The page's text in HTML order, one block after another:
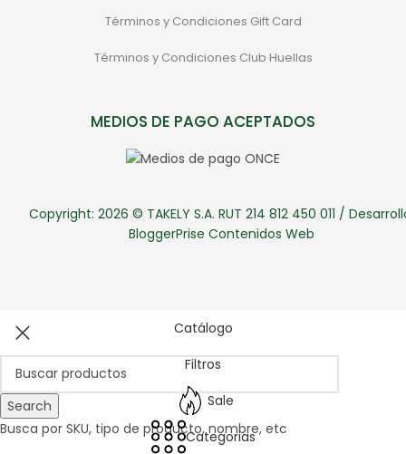
Términos y Condiciones Gift Card
Términos y Condiciones Club Huellas
MEDIOS DE PAGO ACEPTADOS
Copyright: 2026 © TAKELY S.A. RUT 214 812 450 011 /
BloggerPrise Contenidos Web
Search
Busca por SKU, tipo de producto, nombre, etc
Catálogo
Filtros
Sale
Categorias